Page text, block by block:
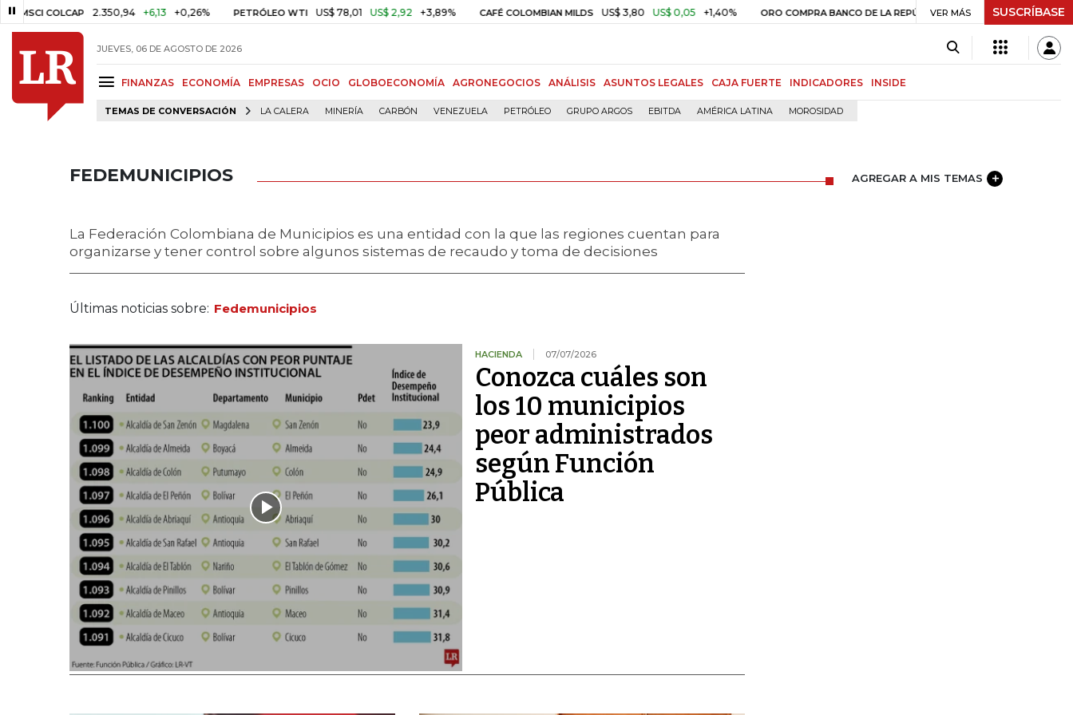
2.350,94 +6,13 +0,26% PETRÓLEO WTI US$ 78,01 US$ 2,92 +3,89% CAFÉ COLOMBIAN MILDS US$ 3,80 US$ 0,05 +1,40% ORO COMPRA BANCO DE LA REPÚBLICA $ 408.498,97 +$ 8.753,81 +2,19%
VER MÁS SUSCRÍBASE
JUEVES, 06 DE AGOSTO DE 2026
FINANZAS ECONOMÍA EMPRESAS OCIO GLOBOECONOMÍA AGRONEGOCIOS ANÁLISIS ASUNTOS LEGALES CAJA FUERTE INDICADORES INSIDE
TEMAS DE CONVERSACIÓN LA CALERA MINERÍA CARBÓN VENEZUELA PETRÓLEO GRUPO ARGOS EBITDA AMÉRICA LATINA MOROSIDAD
FEDEMUNICIPIOS AGREGAR A MIS TEMAS
La Federación Colombiana de Municipios es una entidad con la que las regiones cuentan para
organizarse y tener control sobre algunos sistemas de recaudo y toma de decisiones
Últimas noticias sobre: Fedemunicipios
HACIENDA 07/07/2026
Conozca cuáles son
los 10 municipios
peor administrados
según Función
Pública